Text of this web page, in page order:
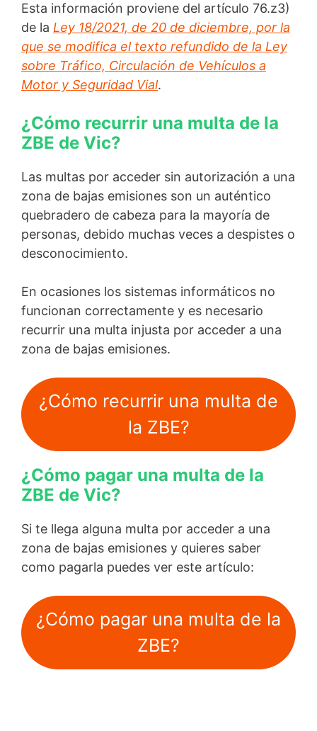
Esta información proviene del artículo 76.z3)
de la Ley 18/2021, de 20 de diciembre, por la
que se modifica el texto refundido de la Ley
sobre Tráfico, Circulación de Vehículos a
Motor y Seguridad Vial.
¿Cómo recurrir una multa de la
ZBE de Vic?
Las multas por acceder sin autorización a una
zona de bajas emisiones son un auténtico
quebradero de cabeza para la mayoría de
personas, debido muchas veces a despistes o
desconocimiento.
En ocasiones los sistemas informáticos no
funcionan correctamente y es necesario
recurrir una multa injusta por acceder a una
zona de bajas emisiones.
¿Cómo recurrir una multa de
la ZBE?
¿Cómo pagar una multa de la
ZBE de Vic?
Si te llega alguna multa por acceder a una
zona de bajas emisiones y quieres saber
como pagarla puedes ver este artículo:
¿Cómo pagar una multa de la
ZBE?